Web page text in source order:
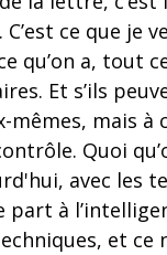
ce que je
qu’on a, tout
Et s’ils
mêmes, mais à
Quoi
avec les
part à
et ce